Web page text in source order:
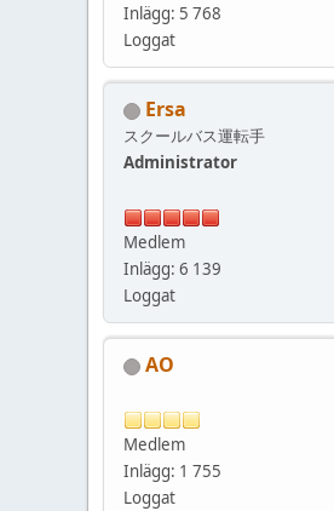
Inlägg: 5 768
Loggat
Ersa
スクールバス運転手
Administrator
Medlem
Inlägg: 6 139
Loggat
AO
Medlem
Inlägg: 1 755
Loggat